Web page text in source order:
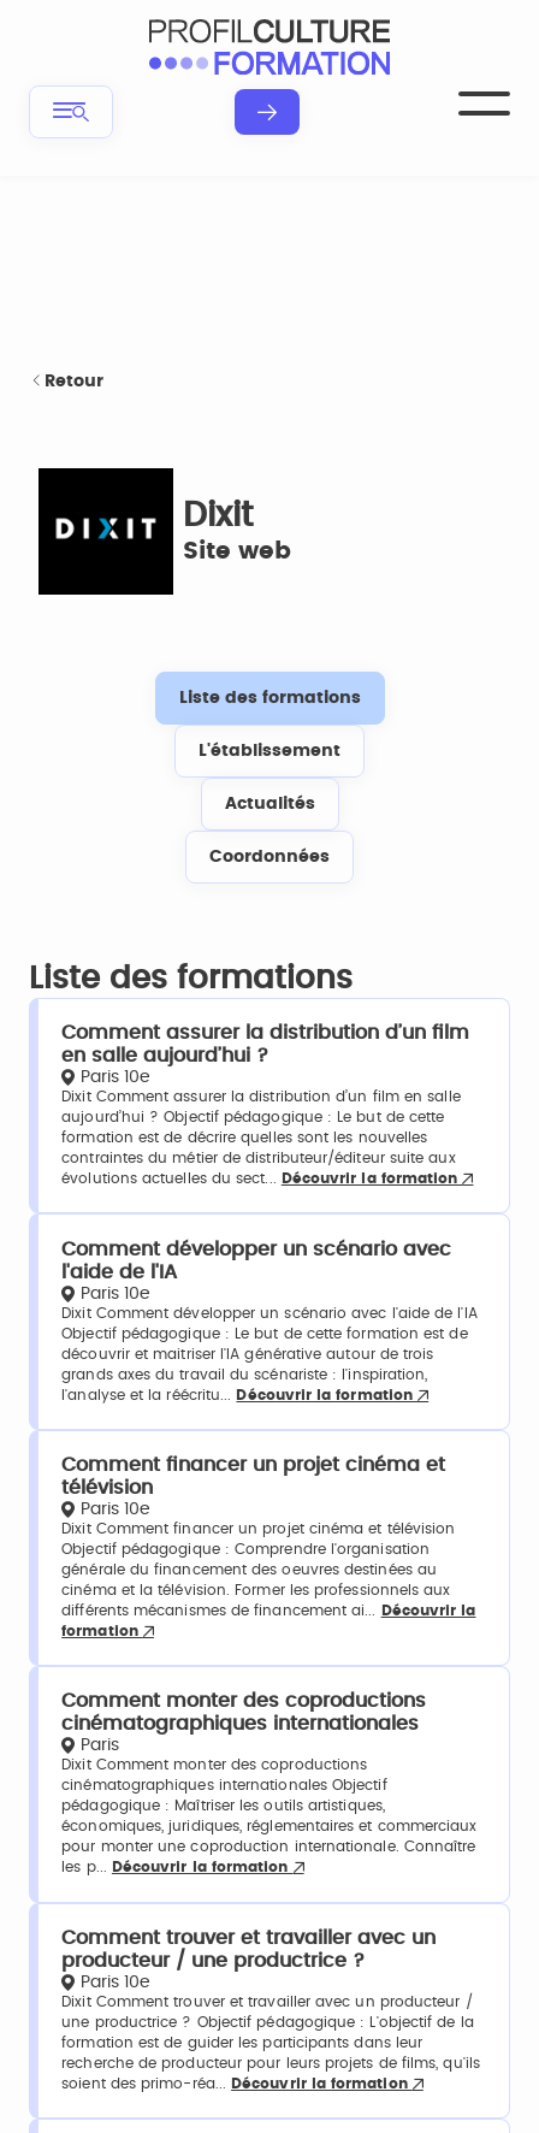
Retour
Dixit
Site web
Liste des formations
L'établissement
Actualités
Coordonnées
Liste des formations
Comment assurer la distribution d’un film
en salle aujourd’hui ?
Paris 10e
Dixit Comment assurer la distribution d’un film en salle
aujourd’hui ? Objectif pédagogique : Le but de cette
formation est de décrire quelles sont les nouvelles
contraintes du métier de distributeur/éditeur suite aux
évolutions actuelles du sect...
Découvrir la formation
Comment développer un scénario avec
l'aide de l'IA
Paris 10e
Dixit Comment développer un scénario avec l'aide de l'IA
Objectif pédagogique : Le but de cette formation est de
découvrir et maitriser l'IA générative autour de trois
grands axes du travail du scénariste : l'inspiration,
l'analyse et la réécritu...
Découvrir la formation
Comment financer un projet cinéma et
télévision
Paris 10e
Dixit Comment financer un projet cinéma et télévision
Objectif pédagogique : Comprendre l'organisation
générale du financement des oeuvres destinées au
cinéma et la télévision. Former les professionnels aux
différents mécanismes de financement ai...
Découvrir la
formation
Comment monter des coproductions
cinématographiques internationales
Paris
Dixit Comment monter des coproductions
cinématographiques internationales Objectif
pédagogique : Maîtriser les outils artistiques,
économiques, juridiques, réglementaires et commerciaux
pour monter une coproduction internationale. Connaître
les p...
Découvrir la formation
Comment trouver et travailler avec un
producteur / une productrice ?
Paris 10e
Dixit Comment trouver et travailler avec un producteur /
une productrice ? Objectif pédagogique : L'objectif de la
formation est de guider les participants dans leur
recherche de producteur pour leurs projets de films, qu'ils
soient des primo-réa...
Découvrir la formation